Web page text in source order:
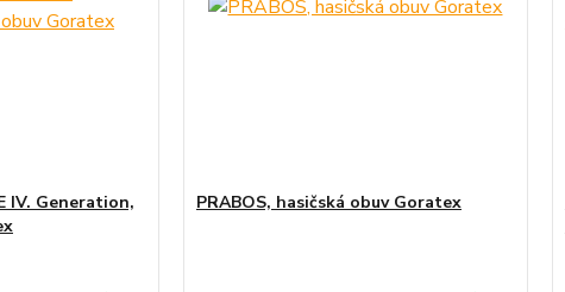
IV. Generation,
PRABOS, hasičská obuv Goratex